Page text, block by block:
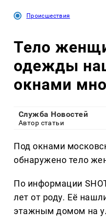
Происшествия
Тело
одежды
окнами
Служба Новостей
Автор статьи
Под окнами
обнаружено тело
По информации
лет от роду. Её
этажным домом на